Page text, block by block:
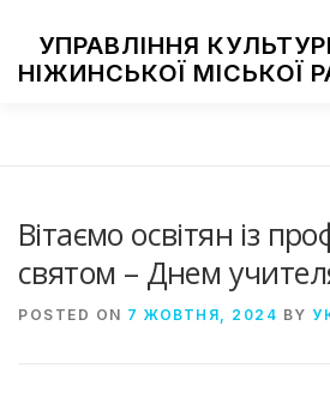
contentУПРАВЛІННЯ
НІЖИНСЬКОЇ МІСЬКОЇ
Вітаємо освітян із
святом – Днем
POSTED ON 7 ЖОВТНЯ, 2024 BY